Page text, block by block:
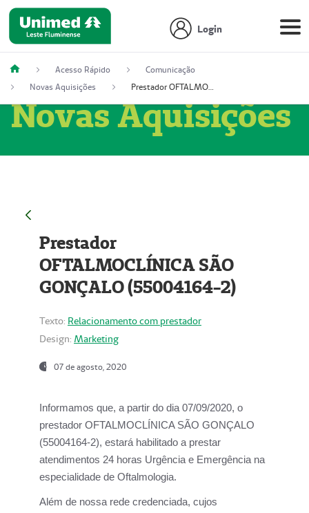
Login
Acesso Rápido
Comunicação
Novas Aquisições
Prestador OFTALMOCLÍNICA SÃO GONÇALO (55004164-2)
Novas Aquisições
Prestador
OFTALMOCLÍNICA SÃO
GONÇALO (55004164-2)
Texto: Relacionamento com prestador
Design: Marketing
07 de agosto, 2020
Informamos que, a partir do dia 07/09/2020, o
prestador OFTALMOCLÍNICA SÃO GONÇALO
(55004164-2), estará habilitado a prestar
atendimentos 24 horas Urgência e Emergência na
especialidade de Oftalmologia.
Além de nossa rede credenciada, cujos